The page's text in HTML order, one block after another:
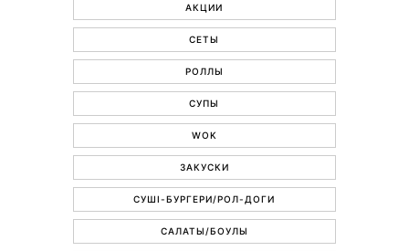
АКЦИИ
СЕТЫ
РОЛЛЫ
СУПЫ
WOK
ЗАКУСКИ
СУШІ-БУРГЕРИ/РОЛ-ДОГИ
САЛАТЫ/БОУЛЫ